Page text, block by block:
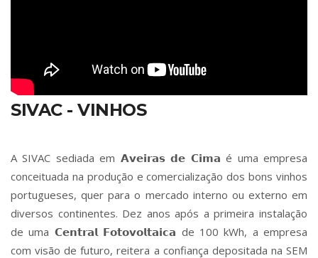
SIVAC - VINHOS
A SIVAC sediada em 𝗔𝘃𝗲𝗶𝗿𝗮𝘀 𝗱𝗲 𝗖𝗶𝗺𝗮 é uma empresa
conceituada na produção e comercialização dos bons vinhos
portugueses, quer para o mercado interno ou externo em
diversos continentes. Dez anos após a primeira instalação
de uma 𝗖𝗲𝗻𝘁𝗿𝗮𝗹 𝗙𝗼𝘁𝗼𝘃𝗼𝗹𝘁𝗮𝗶𝗰𝗮 de 100 kWh, a empresa
com visão de futuro, reitera a confiança depositada na SEM